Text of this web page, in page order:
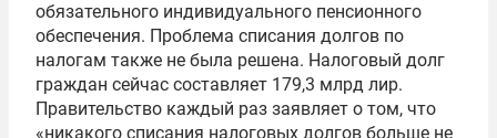
обязательного индивидуального пенсионного
обеспечения. Проблема списания долгов по
налогам также не была решена. Налоговый долг
граждан сейчас составляет 179,3 млрд лир.
Правительство каждый раз заявляет о том, что
«никакого списания налоговых долгов больше не